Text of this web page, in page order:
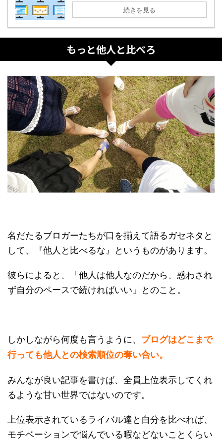
続きを見る
もっと他人と比べろ
名だたるブロガーたちが口を揃えて語るガセネタと
して、『他人と比べるな』というものがあります。
彼らによると、「他人は他人なのだから、惑わされ
ず自分のペースで続ければいい」とのこと。
しかしながら何度も言うように、 ブログはどこまで
行っても他人との検索順位の奪い合い。
みんなが良い記事を書けば、全員上位表示してくれ
るような甘い世界ではないのです。
上位表示されているライバル達と自分を比べれば、
モチベーションで悩んでいる暇などないことくらい